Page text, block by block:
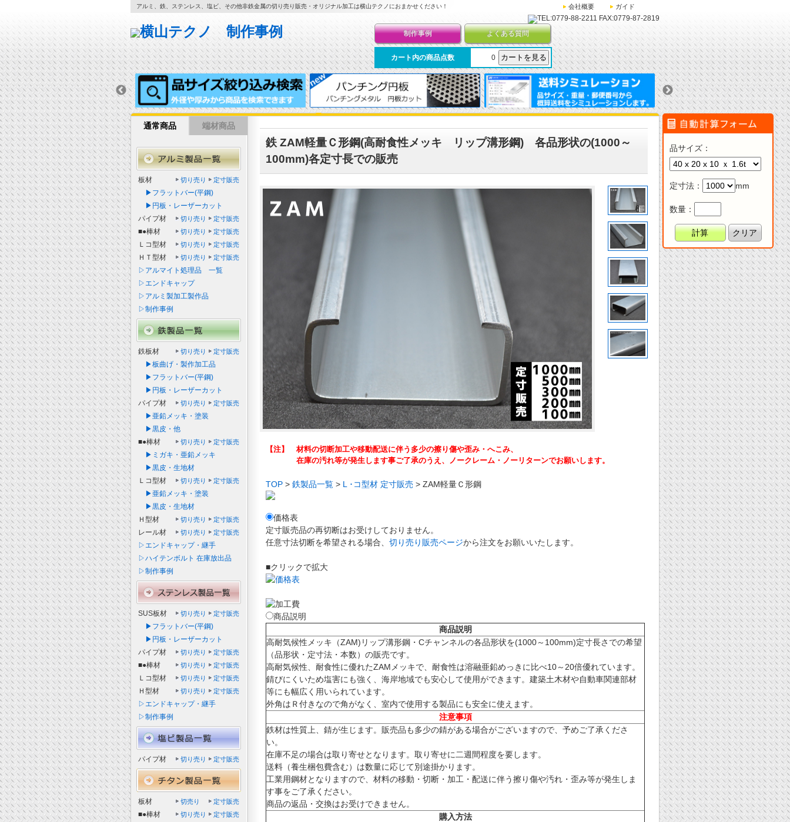
アルミ、鉄、ステンレス、塩ビ、その他非鉄金属の切り売り販売・オリジナル加工は横山テクノにおまかせください！ 会社概要 ガイド
制作事例 よくある質問
カート内の商品点数 0
鉄 ZAM軽量Ｃ形鋼(高耐食性メッキ リップ溝形鋼) 各品形状の(1000～
100mm)各定寸長での販売
【注】 材料の切断加工や移動配送に伴う多少の擦り傷や歪み・へこみ、
在庫の汚れ等が発生します事ご了承のうえ、ノークレーム・ノーリターンでお願いします。
TOP > 鉄製品一覧 > L ･コ型材 定寸販売 > ZAM軽量Ｃ形鋼
価格表
定寸販売品の再切断はお受けしておりません。
任意寸法切断を希望される場合、 切り売り販売ページから注文をお願いいたします。
■クリックで拡大
商品説明
商品説明
高耐気候性メッキ（ZAM)リップ溝形鋼・Cチャンネルの各品形状を(1000～100mm)定寸長さでの希望
（品形状・定寸法・本数）の販売です。
高耐気候性、耐食性に優れたZAMメッキで、耐食性は溶融亜鉛めっきに比べ10～20倍優れています。
錆びにくいため塩害にも強く、海岸地域でも安心して使用ができます。建築土木材や自動車関連部材
等にも幅広く用いられています。
外角はＲ付きなので角がなく、室内で使用する製品にも安全に使えます。
注意事項
鉄材は性質上、錆が生じます。販売品も多少の錆がある場合がございますので、予めご了承くださ
い。
在庫不足の場合は取り寄せとなります。取り寄せに二週間程度を要します。
送料（養生梱包費含む）は数量に応じて別途掛かります。
工業用鋼材となりますので、材料の移動・切断・加工・配送に伴う擦り傷や汚れ・歪み等が発生しま
す事をご了承ください。
商品の返品・交換はお受けできません。
購入方法
通常商品 端材商品
板材 切り売り 定寸販売
▶フラットバー(平鋼)
▶円板・レーザーカット
パイプ材
切り売り 定寸販売
■●棒材 切り売り 定寸販売
Ｌコ型材 切り売り 定寸販売
ＨＴ型材 切り売り 定寸販売
▷アルマイト処理品 一覧
▷エンドキャップ
▷アルミ製加工製作品
▷制作事例
鉄板材 切り売り 定寸販売
▶板曲げ・製作加工品
▶フラットバー(平鋼)
▶円板・レーザーカット
パイプ材
切り売り 定寸販売
▶亜鉛メッキ・塗装
▶黒皮・他
■●棒材
切り売り 定寸販売
▶ミガキ・亜鉛メッキ
▶黒皮・生地材
Ｌコ型材
切り売り 定寸販売
▶亜鉛メッキ・塗装
▶黒皮・生地材
Ｈ型材
切り売り 定寸販売
レール材 切り売り 定寸販売
▷エンドキャップ・継手
▷ハイテンボルト 在庫放出品
▷制作事例
SUS板材 切り売り 定寸販売
▶フラットバー(平鋼)
▶円板・レーザーカット
パイプ材
切り売り 定寸販売
■●棒材 切り売り 定寸販売
Ｌコ型材 切り売り 定寸販売
Ｈ型材 切り売り 定寸販売
▷エンドキャップ・継手
▷制作事例
パイプ材 切り売り 定寸販売
板材 切売り 定寸販売
■●棒材 切り売り 定寸販売
品サイズ ：
定寸法 ： mm
数量：
計算 クリア